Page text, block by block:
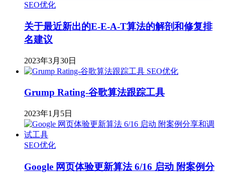
SEO优化
关于最近新出的E-E-A-T算法的解剖和修复排
名建议
2023年3月30日
SEO优化
Grump Rating-谷歌算法跟踪工具
2023年1月5日
SEO优化
Google 网页体验更新算法 6/16 启动 附案例分